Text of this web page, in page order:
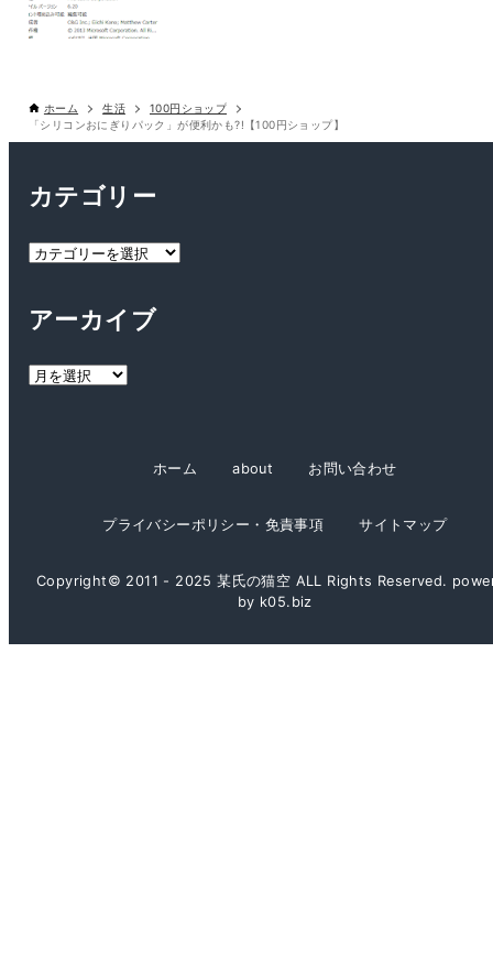
ホーム 生活
100円ショップ
「シリコンおにぎりパック」が便利かも?!【100円ショップ】
カテゴリー
カ
リ
アーカイブ
ア
ホーム about お問い合わせ
プライバシーポリシー・免責事項 サイトマップ
Copyright© 2011 - 2025 某氏の猫空 ALL Rights Reserved.
by k05.biz